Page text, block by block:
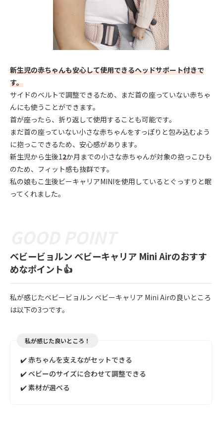
新生児の赤ちゃんも安心して使用できるヘッドサポート付きで
す。
サイドのベルトで調整できるため、まだ首の座っていない赤ちゃ
んにも使うことができます。
首が座ったら、折り返して使用することも可能です。
まだ首の座っていない小さな赤ちゃんをすっぽりと包み込むよう
に抱っこできるため、安心感があります。
新生児から生後12か月までの小さな赤ちゃんが対象の抱っこひも
のため、フィット感も抜群です。
私の娘もこ生後ビーキャリアMINIを使用しているとぐっすりと眠
ってくれました。
ベビービョルン ベビーキャリア Mini Airのおすす
めなポイント👍
私が感じたベビービョルン ベビーキャリア Mini Airの良いところ
は以下の3つです。
私が感じた良いところ！
✔️ 赤ちゃんを支えながセットできる
✔️ ベビーのサイズに合わせて調整できる
✔️ 素材が選べる